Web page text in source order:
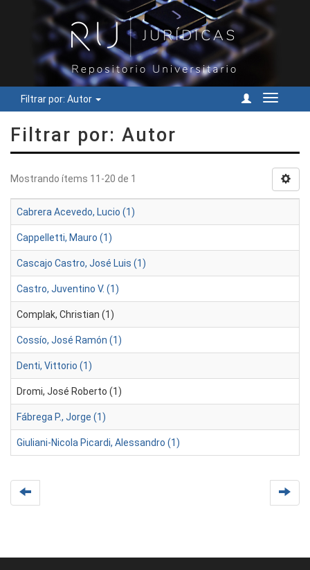
Filtrar por: Autor
Cambiar
Filtrar por: Autor
Mostrando ítems 11-20 de 1
Cabrera Acevedo, Lucio (1)
Cappelletti, Mauro (1)
Cascajo Castro, José Luis (1)
Castro, Juventino V. (1)
Complak, Christian (1)
Cossío, José Ramón (1)
Denti, Vittorio (1)
Dromi, José Roberto (1)
Fábrega P., Jorge (1)
Giuliani-Nicola Picardi, Alessandro (1)